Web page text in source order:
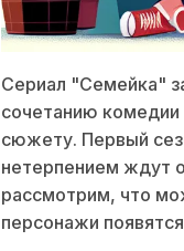
Сериал "Семейка"
сочетанию
сюжету. Первый
нетерпением ждут
рассмотрим, что
персонажи